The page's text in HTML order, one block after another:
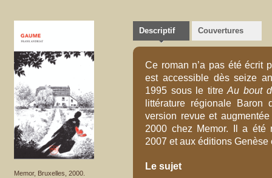
Memor, Bruxelles, 2000.
Descriptif Couvertures
Ce roman n’a pas été écrit
est accessible dès seize
1995 sous le titreAu bout
littérature régionale Baron
version revue et
2000 chez Memor. Il a été
2007 et aux éditions Genèse
Le sujet